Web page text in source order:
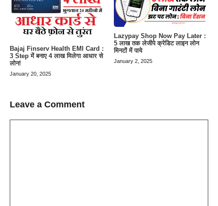
Bajaj Finserv Health EMI Card :
3 Step में बनाए 4 लाख मिलेगा आधार से
लोन!
January 20, 2025
Lazypay Shop Now Pay Later :
5 लाख तक लेजीपे क्रेडिट लाइन लोन
मिनटों में पाये
January 2, 2025
Leave a Comment